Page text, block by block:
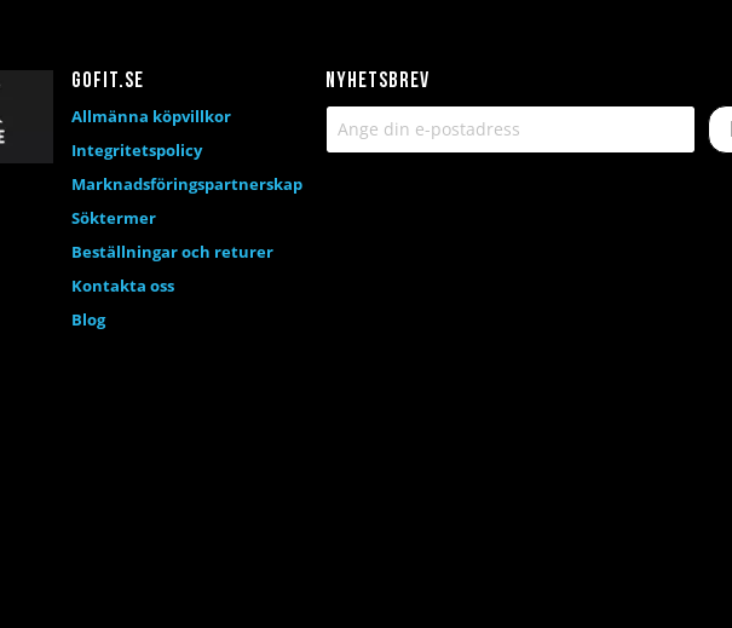
Nyhetsbrev
Gofit.se
Allmänna köpvillkor
Integritetspolicy
Marknadsföringspartnerskap
Söktermer
Beställningar och returer
Kontakta oss
Blog